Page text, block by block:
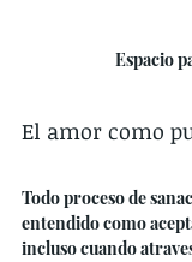
Espacio
El amor como
Todo proceso de
entendido como
incluso cuando